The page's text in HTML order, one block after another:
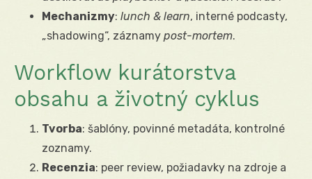
Mechanizmy: lunch & learn, interné podcasty,
„shadowing“, záznamy post-mortem.
Workflow kurátorstva
obsahu a životný cyklus
Tvorba: šablóny, povinné metadáta, kontrolné
zoznamy.
Recenzia: peer review, požiadavky na zdroje a